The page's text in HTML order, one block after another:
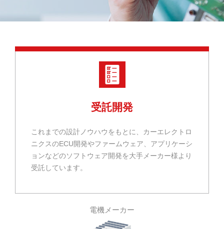
受託開発
これまでの設計ノウハウをもとに、カーエレクトロ
ニクスのECU開発やファームウェア、アプリケーシ
ョンなどのソフトウェア開発を大手メーカー様より
受託しています。
電機メーカー